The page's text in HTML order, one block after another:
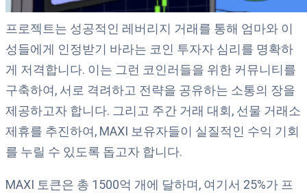
프로젝트는 성공적인 레버리지 거래를 통해 엄마와 이
성들에게 인정받기 바라는 코인 투자자 심리를 명확하
게 저격합니다. 이는 그런 코인러들을 위한 커뮤니티를
구축하여, 서로 격려하고 전략을 공유하는 소통의 장을
제공하고자 합니다. 그리고 주간 거래 대회, 선물 거래소
제휴를 추진하여, MAXI 보유자들이 실질적인 수익 기회
를 누릴 수 있도록 돕고자 합니다.
MAXI 토큰은 총 1500억 개에 달하며, 여기서 25%가 프